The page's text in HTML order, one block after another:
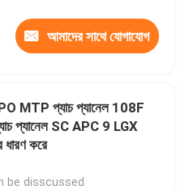
আমাদের সাথে যোগাযোগ
MTP প্যাচ প্যানেল 108F
প্যানেল SC APC 9 LGX
ধারণ করে
be disscussed